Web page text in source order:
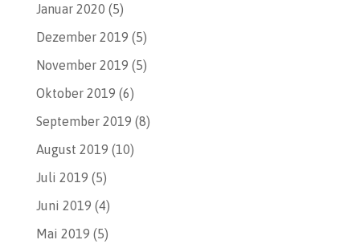
Januar 2020 (5)
Dezember 2019 (5)
November 2019 (5)
Oktober 2019 (6)
September 2019 (8)
August 2019 (10)
Juli 2019 (5)
Juni 2019 (4)
Mai 2019 (5)